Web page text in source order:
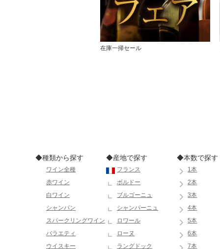
在庫一掃セール
◆種類から探す
ワイン全種
赤ワイン
白ワイン
シャンパン
スパークリングワイン
バラエティ
ウイスキー
◆産地で探す
フランス
ボルドー
ブルゴーニュ
シャンパーニュ
ロワール
ローヌ
ラングドック
◆本数で探す
1本
2本
3本
4本
5本
6本
7本